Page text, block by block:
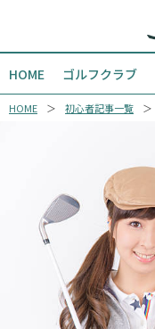
HOME ゴルフクラブ
HOME 初心者記事一覧